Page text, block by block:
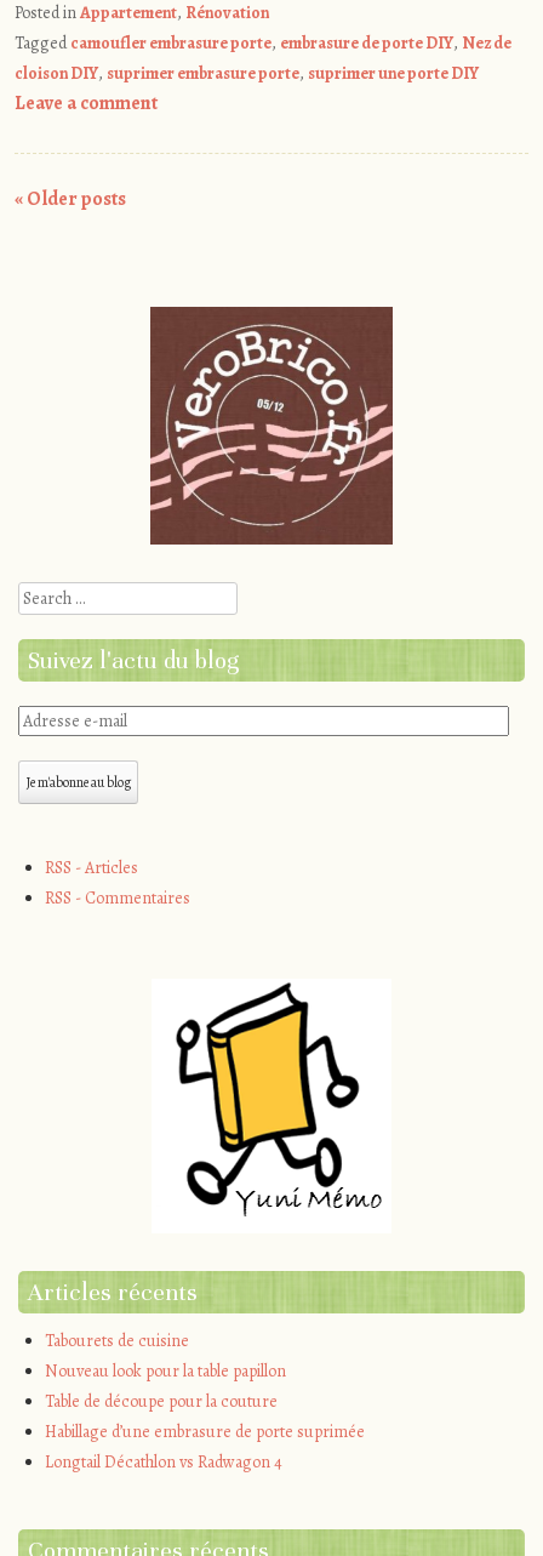
Posted inAppartement, Rénovation
Taggedcamoufler embrasure porte, embrasure de porte DIY, Nez de
cloison DIY, suprimer embrasure porte, suprimer une porte DIY
Leave a comment
Post
«Older posts
Search
Suivez l'actu du blog
Adresse
mail
Je m'abonne au blog
RSS - Articles
RSS - Commentaires
Articles récents
Tabourets de cuisine
Nouveau look pour la table papillon
Table de découpe pour la couture
Habillage d’une embrasure de porte suprimée
Longtail Décathlon vs Radwagon 4